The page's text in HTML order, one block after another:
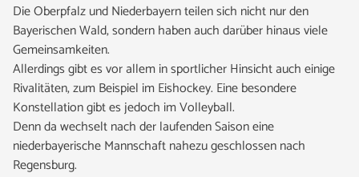
Die Oberpfalz und Niederbayern teilen sich nicht nur den
Bayerischen Wald, sondern haben auch darüber hinaus viele
Gemeinsamkeiten.
Allerdings gibt es vor allem in sportlicher Hinsicht auch einige
Rivalitäten, zum Beispiel im Eishockey. Eine besondere
Konstellation gibt es jedoch im Volleyball.
Denn da wechselt nach der laufenden Saison eine
niederbayerische Mannschaft nahezu geschlossen nach
Regensburg.